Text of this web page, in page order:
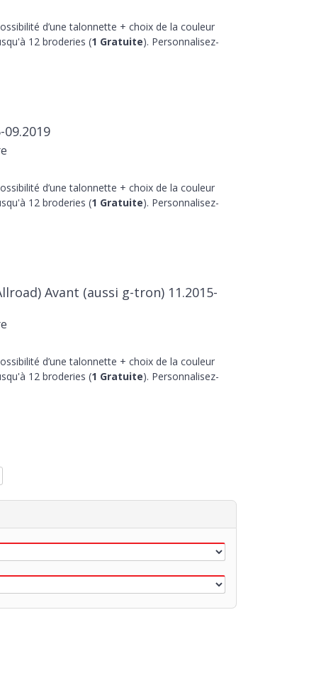
d’une talonnette + choix de la couleur
12 broderies (1 Gratuite). Personnalisez-
d’une talonnette + choix de la couleur
12 broderies (1 Gratuite). Personnalisez-
Avant (aussi g-tron) 11.2015-
d’une talonnette + choix de la couleur
12 broderies (1 Gratuite). Personnalisez-